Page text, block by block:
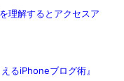
理解するとアクセスア
るiPhoneブログ術』